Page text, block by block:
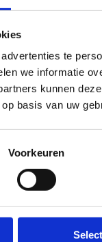
te
we informatie
kunnen
basis van uw
Voorkeuren
groot en klein,